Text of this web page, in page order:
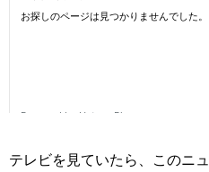
テレビを見ていたら、このニ